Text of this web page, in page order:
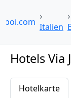
Italien
Hotels Via
Hotelkarte